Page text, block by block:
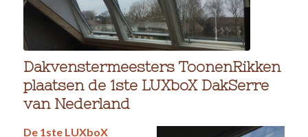
Dakvenstermeesters ToonenRikken
plaatsen de 1ste LUXboX DakSerre
van Nederland
De 1ste LUXboX